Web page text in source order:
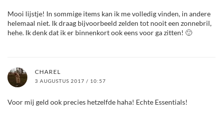
Mooi lijstje! In sommige items kan ik me volledig vinden, in andere
helemaal niet. Ik draag bijvoorbeeld zelden tot nooit een zonnebril,
hehe. Ik denk dat ik er binnenkort ook eens voor ga zitten! 🙂
CHAREL
3 AUGUSTUS 2017 / 10:57
Voor mij geld ook precies hetzelfde haha! Echte Essentials!